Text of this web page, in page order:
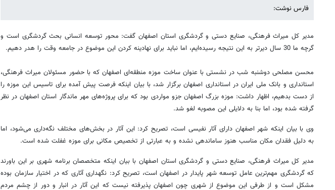
فارس نوشت:
مدیر کل میراث فرهنگی، صنایع دستی و گردشگری استان اصفهان گفت: محور توسعه انسانی بحث گردشگری است و
گرچه ما 30 سال دیرتر به این نتیجه رسیده‌ایم، اما نباید برای نهادینه کردن این موضوع در جامعه وقت را هدر دهیم.
محسن مصلحی دوشنبه شب در نشستی با عنوان ساخت موزه منطقه‌ای اصفهان که با حضور مسئولان میراث فرهنگی،
استانداری و بانک ملی ایران در استانداری اصفهان برگزار شد، با بیان اینکه فرصت پیش آمده برای تاسیس این موزه را
از دست بدهیم، اظهار داشت: موزه بزرگ اصفهان جزو مواردی بود که برای پروژه‌های مهر ماندگار استان اصفهان در نظر
گرفته شده بود، اما بنا به دلایلی این مصوبه لغو شد.
وی با بیان اینکه شهر اصفهان دارای آثار نفیسی است، تصریح کرد: این آثار در بخش‌های مختلف نگه‌داری می‌شود، اما
به دلیل فقدان مکان مناسب هنوز ساماندهی نشده و به عبارتی از تخصیص مکانی برای موزه غفلت شده است.
مدیر کل میراث فرهنگی، صنایع دستی و گردشگری استان اصفهان با بیان اینکه متخصصان برنامه شهری بر این باورند
که گردشگری مهم‌ترین عامل توسعه شهر پایدار در اصفهان است، تصریح کرد: نگهداری آثاری که در اختیار سازمان بوده
مشکل است و از طرفی این موضوع از شهری چون اصفهان پذیرفته نیست که این آثار در انبار و دور از چشم مردم